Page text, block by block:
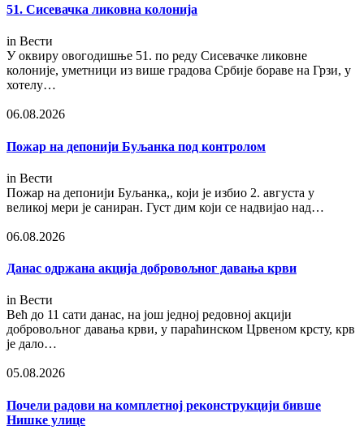
51. Сисевачка ликовна колонија
in Вести
У оквиру овогодишње 51. по реду Сисевачке ликовне
колоније, уметници из више градова Србије бораве на Грзи, у
хотелу…
06.08.2026
Пожар на депонији Буљанка под контролом
in Вести
Пожар на депонији Буљанка,, који је избио 2. августа у
великој мери је саниран. Густ дим који се надвијао над…
06.08.2026
Данас одржана акција добровољног давања крви
in Вести
Већ до 11 сати данас, на још једној редовној акцији
добровољног давања крви, у параћинском Црвеном крсту, крв
је дало…
05.08.2026
Почели радови на комплетној реконструкцији бивше
Нишке улице